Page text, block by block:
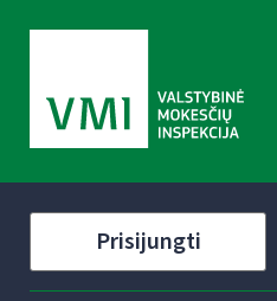
Prisijungti